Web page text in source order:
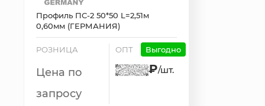
Профиль ПС-2 50*50 L=2,51м
0,60мм (ГЕРМАНИЯ)
РОЗНИЦА
Цена по
запросу
ОПТ Выгодно
₽/шт.